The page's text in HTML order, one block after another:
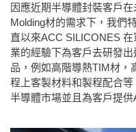
因應近期半導體封裝客戶
Molding材的需求下，我們
直以來ACC SILICONES
業的經驗下為客戶去研發
品，例如高階導熱TIM材，
程上客製材料和製程配合
半導體市場並且為客戶提